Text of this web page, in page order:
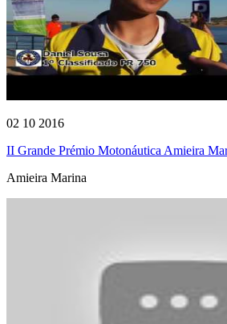
02 10 2016
II Grande Prémio Motonáutica Amieira
Amieira Marina